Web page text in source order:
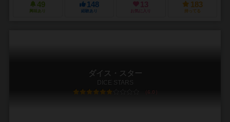
49
興味あり
148
経験あり
13
お気に入り
183
持ってる
ダイス・スター
DICE STARS
6.0